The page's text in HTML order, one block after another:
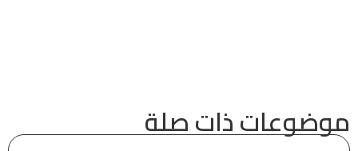
موضوعات ذات صلة